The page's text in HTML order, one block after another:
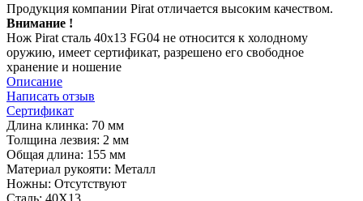
Продукция компании Pirat отличается высоким качеством.
Внимание !
Нож Pirat сталь 40х13 FG04 не относится к холодному
оружию, имеет сертификат, разрешено его свободное
хранение и ношение
Описание
Написать отзыв
Сертификат
Длина клинка: 70 мм
Толщина лезвия: 2 мм
Общая длина: 155 мм
Материал рукояти: Металл
Ножны: Отсутствуют
Сталь: 40Х13